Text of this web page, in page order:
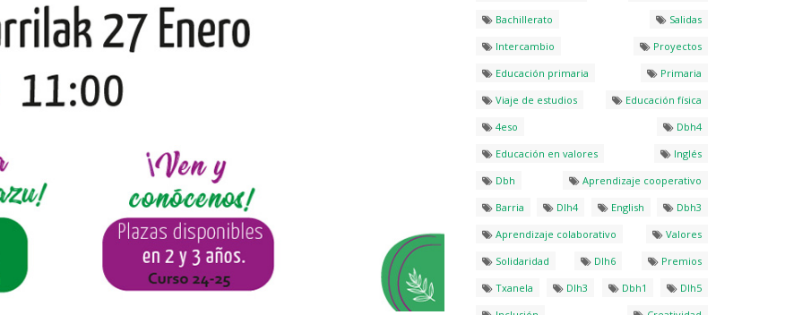
Bachillerato
Salidas
Intercambio
Proyectos
Educación primaria
Primaria
Viaje de estudios
Educación física
4eso
Dbh4
Educación en valores
Inglés
Dbh
Aprendizaje cooperativo
Barria
Dlh4 English
Dbh3
Aprendizaje colaborativo
Valores
Solidaridad
Dlh6
Premios
Txanela
Dlh3 Dbh1
Dlh5